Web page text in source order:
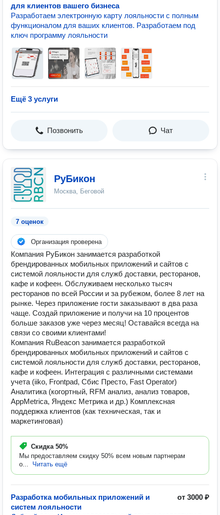
для клиентов вашего бизнеса
Разработаем электронную карту лояльности с полным
функционалом для ваших клиентов. Разработаем под
ключ программу лояльности
Ещё 3 услуги
Позвонить Чат
РуБикон
Москва, Беговой
7 оценок
Организация проверена
Компания РуБикон занимается разработкой
брендированных мобильных приложений и сайтов с
системой лояльности для служб доставки, ресторанов,
кафе и кофеен. Обслуживаем несколько тысяч
ресторанов по всей России и за рубежом, более 8 лет на
рынке. Через приложение гости заказывают в два раза
чаще. Создай приложение и получи на 10 процентов
больше заказов уже через месяц! Оставайся всегда на
связи со своими клиентами!
Компания RuBeacon занимается разработкой
брендированных мобильных приложений и сайтов с
системой лояльности для служб доставки, ресторанов,
кафе и кофеен. Интеграция с различными системами
учета (iiko, Frontpad, Сбис Престо, Fast Operator)
Аналитика (когортный, RFM анализ, анализ товаров,
AppMetrica, Яндекс Метрика и др.) Комплексная
поддержка клиентов (как техническая, так и
маркетинговая)
Скидка 50%
Мы предоставляем скидку 50% всем новым партнерам
о...
Читать ещё
Разработка мобильных приложений и
систем лояльности
от 3000 ₽